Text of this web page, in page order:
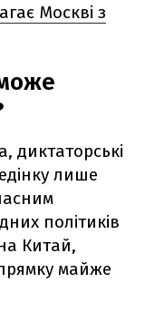
Москві з
диктаторські
лише
політиків
Китай,
майже